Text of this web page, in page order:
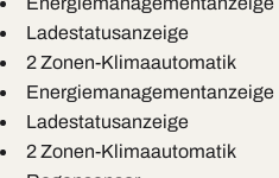
Ladestatusanzeige
2 Zonen-Klimaautomatik
Energiemanagementanzeige
Ladestatusanzeige
2 Zonen-Klimaautomatik